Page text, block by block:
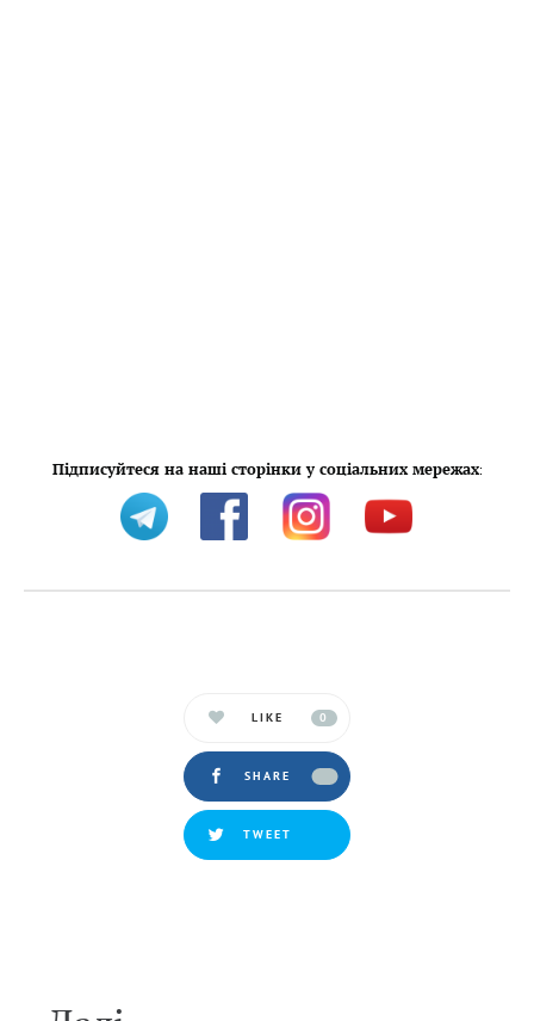
Підписуйтеся на наші сторінки у соціальних мережах:
LIKE 0
SHARE
TWEET